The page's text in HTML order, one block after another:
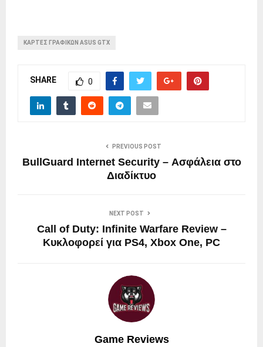
ΚΆΡΤΕΣ ΓΡΑΦΙΚΏΝ ASUS GTX
SHARE 0
PREVIOUS POST
BullGuard Internet Security – Ασφάλεια στο
Διαδίκτυο
NEXT POST
Call of Duty: Infinite Warfare Review –
Κυκλοφορεί για PS4, Xbox One, PC
Game Reviews